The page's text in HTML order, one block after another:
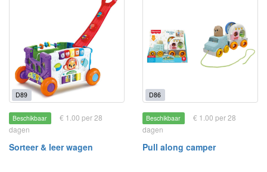
D89
Beschikbaar
€ 1.00 per 28
dagen
Sorteer & leer wagen
D86
Beschikbaar
€ 1.00 per 28
dagen
Pull along camper